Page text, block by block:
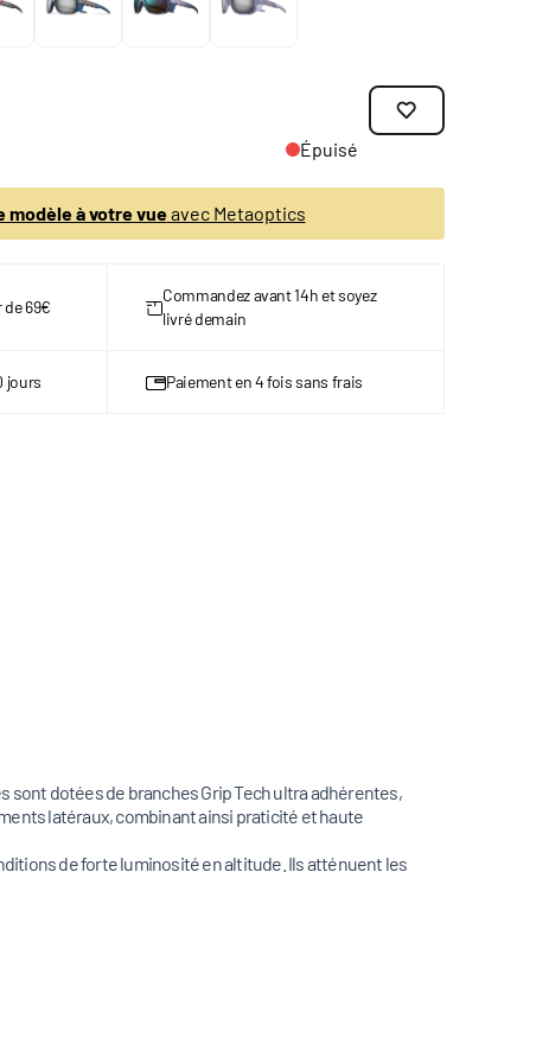
Épuisé
modèle à votre vueavec Metaoptics
69€
Commandez avant 14h et soyez
livré demain
jours Paiement en 4 fois sans frais
sont dotées de branches Grip Tech ultra adhérentes,
latéraux, combinant ainsi praticité et haute
de forte luminosité en altitude. Ils atténuent les